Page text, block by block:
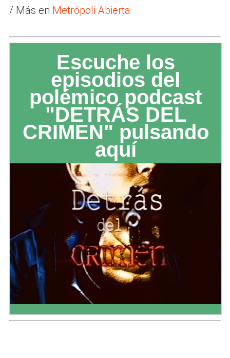
/ Más en Metrópoli Abierta
Escuche los
episodios del
polémico podcast
"DETRÁS DEL
CRIMEN" pulsando
aquí